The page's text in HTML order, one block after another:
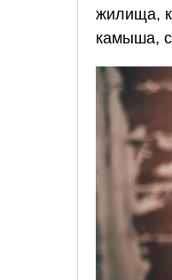
жилища,
камыша,